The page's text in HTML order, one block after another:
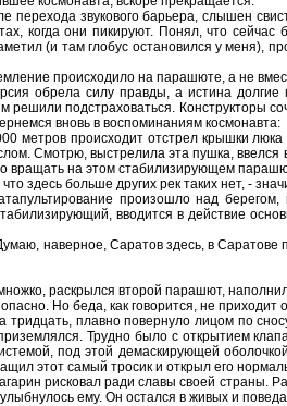
звукового барьера, слышен
когда они пикируют. Понял, что
(и там глобус остановился у
происходило на парашюте, а не
обрела силу правды, а истина
подстраховаться. Конструкторы
вновь в воспоминаниям космонавта:
происходит отстрел крышки
Смотрю, выстрелила эта пушка,
вращать на этом стабилизирующем
больше других рек таких нет, -
произошло над
вводится в действие
наверное, Саратов здесь, в Саратове
раскрылся второй парашют,
Но беда, как говорится, не приходит
плавно повернуло лицом по
Трудно было с открытием
под этой демаскирующей
этот самый тросик и открыл его
рисковал ради славы своей страны.
ему. Он остался в живых и